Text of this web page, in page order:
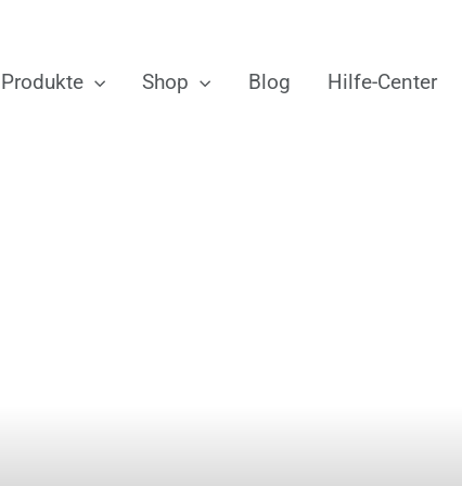
Produkte Shop Blog Hilfe-Center